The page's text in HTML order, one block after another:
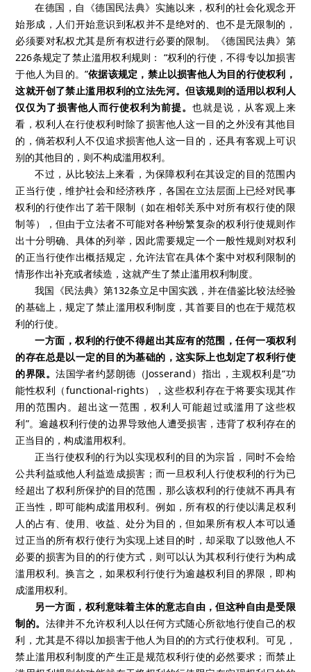
在德国，自《德国民法典》实施以来，权利的社会化观念开
始形成，人们开始意识到私权并不是绝对的、也不是无限制的，
必须要对私权尤其是所有权进行必要的限制。《德国民法典》第
226条规定了禁止滥用权利规则： “权利的行使，不得专以加损害
于他人为目的。”依据该规定，禁止以损害他人为目的行使权利，
这就开创了禁止滥用权利的立法先河。但该规则的适用以权利人
仅仅为了损害他人而行使权利为前提。 也就是说，从客观上来
看，权利人在行使权利时除了损害他人这一目的之外没有其他目
的，倘若权利人不仅追求损害他人这一目的，还具有客观上可识
别的其他目的，则不构成滥用权利。
不过，从比较法上来看，为保障权利在其设定的目的范围内
正当行使，维护社会和经济秩序，各国在立法层面上已经对民事
权利的行使作出了若干限制（如在相邻关系中对所有权行使的限
制等），但由于立法者不可能对各种纷繁复杂的权利行使规则作
出十分明确、具体的列举，因此需要规定一个一般性规则对权利
的正当行使作出概括规定，允许法官在具体个案中对权利限制的
情形作出补充或者续造，这就产生了禁止滥用权利制度。
我国《民法典》第132条立足中国实践，并在借鉴比较法经验
的基础上，规定了禁止滥用权利制度，其首要目的也在于规范权
利的行使。
一方面，权利的行使不得超出其应有的范围，任何一项权利
的存在总是以一定的目的为基础的，这实际上也划定了权利行使
的界限。法国学者约瑟朗德（Josserand）指出，主观权利是“功
能性权利（functional-rights），这些权利存在于将要实现其作
用的范围内。超出这一范围，权利人可能超过或滥用了这些权
利”。逾越权利行使的边界导致他人遭受损害，违背了权利存在的
正当目的，构成滥用权利。
正当行使权利的行为以实现权利的目的为宗旨，同时不会给
公共利益或他人利益造成损害；而一旦权利人行使权利的行为已
经超出了权利所保护的目的范围，那么该权利的行使就不再具有
正当性，即可能构成滥用权利。例如，所有权的行使以满足权利
人的占有、使用、收益、处分为目的，但如果所有权人本可以通
过正当的所有权行使行为实现上述目的时，却采取了以致他人不
必要的损害为目的的行使方式，则可以认为其权利行使行为构成
滥用权利。换言之，如果权利行使行为逾越权利目的界限，即构
成滥用权利。
另一方面，权利意味着主体的意志自由，但这种自由是受限
制的。 法律并不允许权利人以任何方式随心所欲地行使自己的权
利，尤其是不得以加损害于他人为目的的方式行使权利。可见，
禁止滥用权利制度的产生正是规范权利行使的必然要求；而禁止